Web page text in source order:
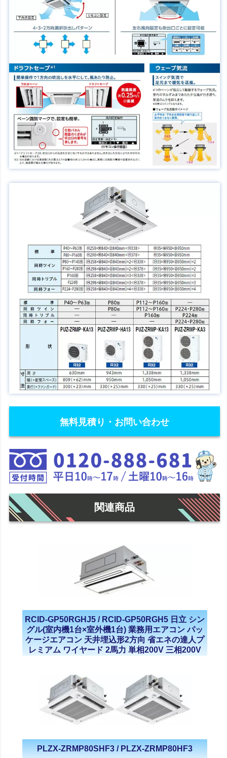
無料見積り・お問い合わせ
関連商品
RCID-GP50RGHJ5 / RCID-GP50RGH5 日立 シン
グル(室内機1台×室外機1台) 業務用エアコン パッ
ケージエアコン 天井埋込形2方向 省エネの達人プ
レミアム ワイヤード 2馬力 単相200V 三相200V
PLZX-ZRMP80SHF3 / PLZX-ZRMP80HF3